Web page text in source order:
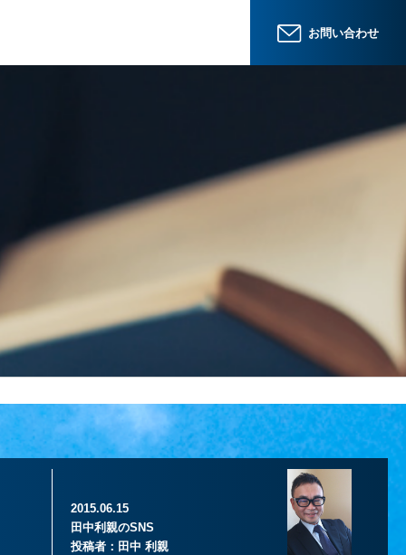
お問い合わせ
2015.06.15
田中利親のSNS
投稿者： 田中 利親